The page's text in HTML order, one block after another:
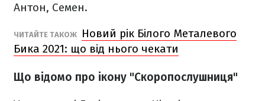
Антон, Семен.
ЧИТАЙТЕ ТАКОЖ
Новий рік Білого Металевого
Бика 2021: що від нього чекати
Що відомо про ікону "Скоропослушниця"